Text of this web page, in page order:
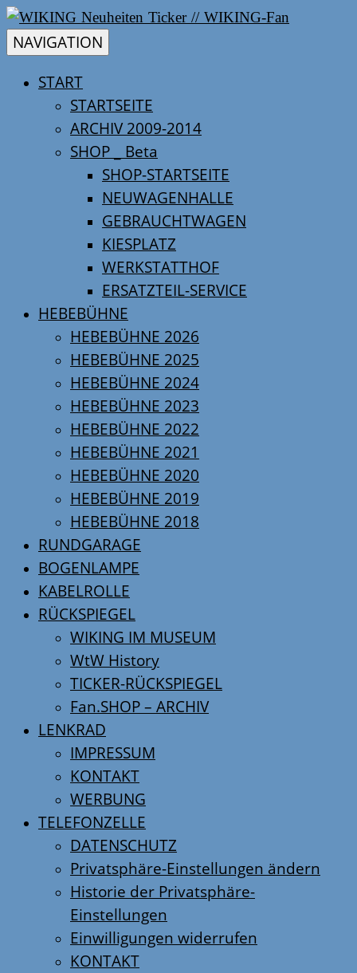
Skip
to
content
WIKING
NEUHEITEN
TICKER
WIKING-
NAVIGATION
START
STARTSEITE
ARCHIV 2009-2014
SHOP _ Beta
SHOP-STARTSEITE
NEUWAGENHALLE
GEBRAUCHTWAGEN
KIESPLATZ
WERKSTATTHOF
ERSATZTEIL-SERVICE
HEBEBÜHNE
HEBEBÜHNE 2026
HEBEBÜHNE 2025
HEBEBÜHNE 2024
HEBEBÜHNE 2023
HEBEBÜHNE 2022
HEBEBÜHNE 2021
HEBEBÜHNE 2020
HEBEBÜHNE 2019
HEBEBÜHNE 2018
RUNDGARAGE
BOGENLAMPE
KABELROLLE
RÜCKSPIEGEL
WIKING IM MUSEUM
WtW History
TICKER-RÜCKSPIEGEL
Fan.SHOP – ARCHIV
LENKRAD
IMPRESSUM
KONTAKT
WERBUNG
TELEFONZELLE
DATENSCHUTZ
Privatsphäre-Einstellungen ändern
Historie der Privatsphäre-
Einstellungen
Einwilligungen widerrufen
KONTAKT